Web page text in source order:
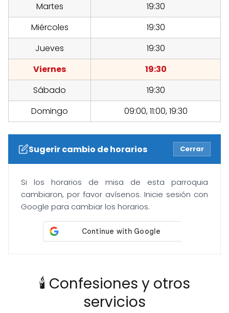
Martes
19:30
Miércoles
19:30
Jueves
19:30
Viernes
19:30
Sábado
19:30
Domingo
09:00, 11:00, 19:30
Sugerir cambio de horarios Cerrar
Si los horarios de misa de esta parroquia
cambiaron, por favor avísenos. Inicie sesión con
Google para cambiar los horarios.
🕯️ Confesiones y otros
servicios